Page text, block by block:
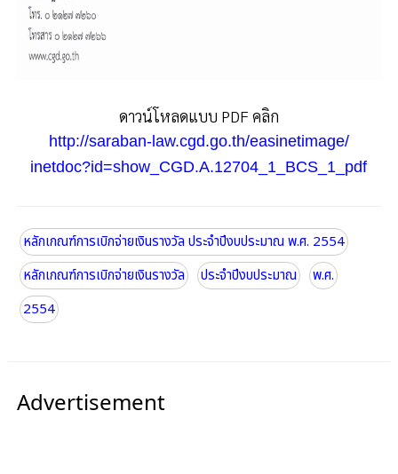
ดาวน์โหลดแบบ PDF คลิก
http://saraban-law.cgd.go.th/easinetimage/
inetdoc?id=show_CGD.A.12704_1_BCS_1_pdf
หลักเกณฑ์การเบิกจ่ายเงินรางวัล ประจำปีงบประมาณ พ.ศ. 2554
หลักเกณฑ์การเบิกจ่ายเงินรางวัล
ประจำปีงบประมาณ
พ.ศ.
2554
Advertisement